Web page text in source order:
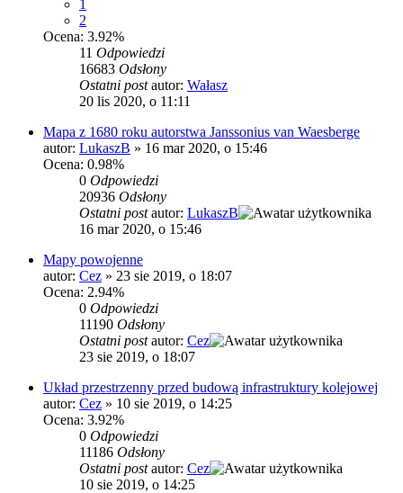
1
2
Ocena: 3.92%
11 Odpowiedzi
16683 Odsłony
Ostatni postautor: Wałasz
20 lis 2020, o 11:11
Mapa z 1680 roku autorstwa Janssonius van Waesberge
autor: LukaszB » 16 mar 2020, o 15:46
Ocena: 0.98%
0 Odpowiedzi
20936 Odsłony
Ostatni postautor: LukaszB
16 mar 2020, o 15:46
Mapy powojenne
autor: Cez » 23 sie 2019, o 18:07
Ocena: 2.94%
0 Odpowiedzi
11190 Odsłony
Ostatni postautor: Cez
23 sie 2019, o 18:07
Układ przestrzenny przed budową infrastruktury kolejowej
autor: Cez » 10 sie 2019, o 14:25
Ocena: 3.92%
0 Odpowiedzi
11186 Odsłony
Ostatni postautor: Cez
10 sie 2019, o 14:25